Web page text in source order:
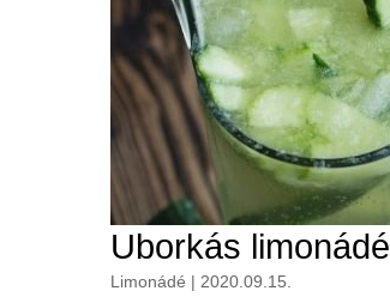
Uborkás limonádé
Limonádé | 2020.09.15.